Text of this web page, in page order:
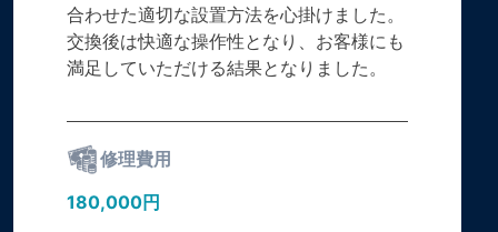
合わせた適切な設置方法を心掛けました。
交換後は快適な操作性となり、お客様にも
満足していただける結果となりました。
修理費用
180,000円